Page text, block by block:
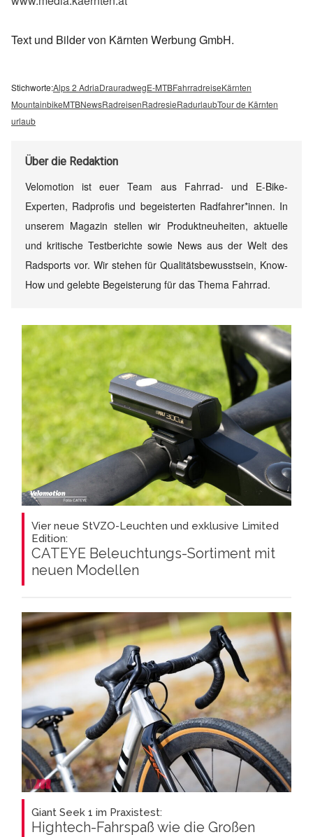
Text und Bilder von Kärnten Werbung GmbH.
Stichworte:Alps 2 AdriaDrauradwegE-MTBFahrradreiseKärnten
MountainbikeMTBNewsRadreisenRadresieRadurlaubTour de Kärnten
urlaub
Überdie Redaktion
Velomotion ist euer Team aus Fahrrad- und E-Bike-
Experten, Radprofis und begeisterten Radfahrer*innen. In
unserem Magazin stellen wir Produktneuheiten, aktuelle
und kritische Testberichte sowie News aus der Welt des
Radsports vor. Wir stehen für Qualitätsbewusstsein, Know-
How und gelebte Begeisterung für das Thema Fahrrad.
Vier neue StVZO-Leuchten und exklusive Limited
Edition:
CATEYE Beleuchtungs-Sortiment mit
neuen Modellen
Giant Seek 1 im Praxistest:
Hightech-Fahrspaß wie die Großen